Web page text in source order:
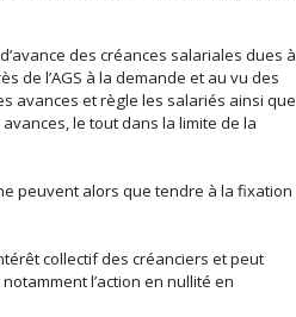
des créances salariales dues à
de l’AGS à la demande et au vu des
avances et règle les salariés ainsi que
le tout dans la limite de la
peuvent alors que tendre à la fixation
collectif des créanciers et peut
l’action en nullité en